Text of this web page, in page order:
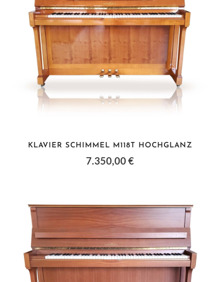
KLAVIER SCHIMMEL M118T HOCHGLANZ
7.350,00 €